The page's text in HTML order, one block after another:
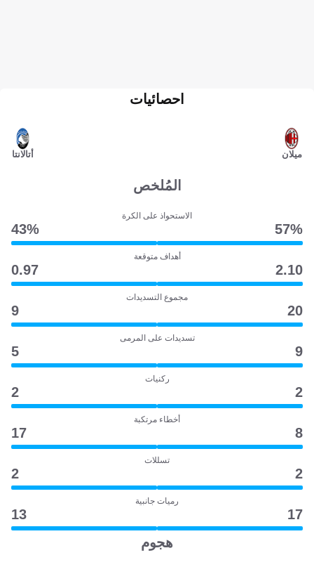
ميلان
احصائيات
أتالانتا
المُلخص
الاستحواذ على الكرة
57‎%‎
43‎%‎
أهداف متوقعة
2.10
0.97
مجموع التسديدات
20
9
تسديدات على المرمى
9
5
ركنيات
2
2
أخطاء مرتكبة
8
17
تسللات
2
2
رميات جانبية
17
13
هجوم